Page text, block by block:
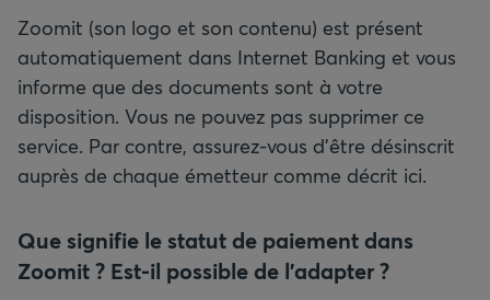
Zoomit (son logo et son contenu) est présent
automatiquement dans Internet Banking et vous
informe que des documents sont à votre
disposition. Vous ne pouvez pas supprimer ce
service. Par contre, assurez-vous d'être désinscrit
auprès de chaque émetteur comme décrit ici.
Que signifie le statut de paiement dans
Zoomit ? Est-il possible de l'adapter ?